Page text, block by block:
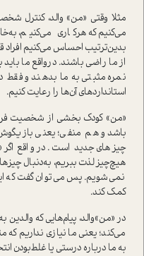
مثلا وقتي «من» والد، كنترل
مي‌كنيم كه هركاري مي‌كنيم،
بدين‌ترتيب احساس مي‌كنيم افراد
از ما راضي باشند. درواقع ما بايد
نمره مثبتي به ما بدهند و فقط
استانداردهاي آن‌ها را رعايت كنيم.
«من» كودك بخشي از شخصيت
باشد و هم منفي؛ يعني
چيزهاي جديد است .در واقع اگر
هيچ‌چيز لذت ببريم، به‌دنبال
نمي‌شويم. پس مي‌توان گفت كه
كمك كند.
در «من»والد، پيام‌هايي كه والدين
مي‌كند؛ يعني ما نيازي نداريم كه
به ما درباره درستي يا غلط‌بودن